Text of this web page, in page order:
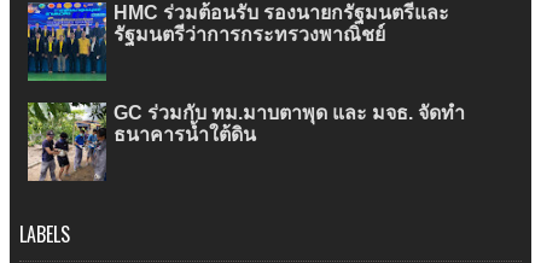
HMC ร่วมต้อนรับ รองนายกรัฐมนตรีและ
รัฐมนตรีว่าการกระทรวงพาณิชย์
GC ร่วมกับ ทม.มาบตาพุด และ มจธ. จัดทำ
ธนาคารน้ำใต้ดิน
LABELS